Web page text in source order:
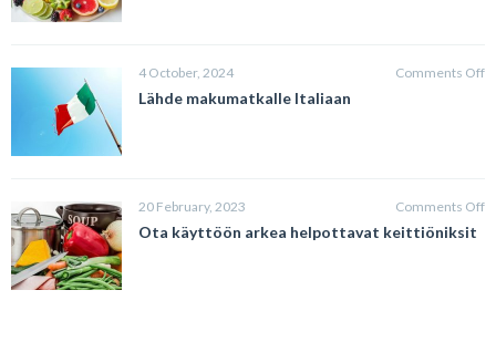
4 October, 2024 Comments Off
Lähde makumatkalle Italiaan
20 February, 2023 Comments Off
Ota käyttöön arkea helpottavat keittiöniksit